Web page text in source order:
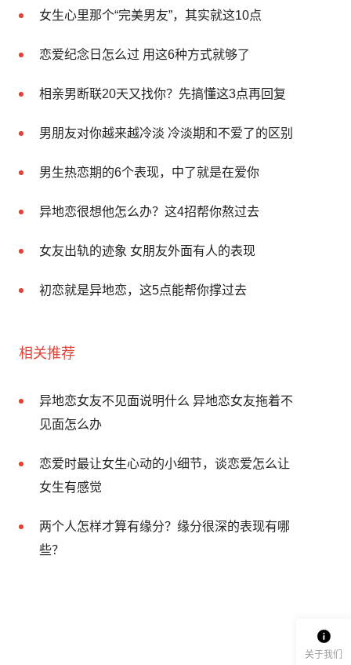
女生心里那个“完美男友”，其实就这10点
恋爱纪念日怎么过 用这6种方式就够了
相亲男断联20天又找你？先搞懂这3点再回复
男朋友对你越来越冷淡 冷淡期和不爱了的区别
男生热恋期的6个表现，中了就是在爱你
异地恋很想他怎么办？这4招帮你熬过去
女友出轨的迹象 女朋友外面有人的表现
初恋就是异地恋，这5点能帮你撑过去
相关推荐
异地恋女友不见面说明什么 异地恋女友拖着不
见面怎么办
恋爱时最让女生心动的小细节，谈恋爱怎么让
女生有感觉
两个人怎样才算有缘分？缘分很深的表现有哪
些？
关于我们